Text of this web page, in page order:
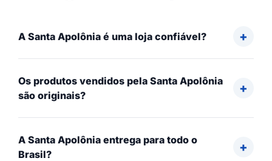
A Santa Apolônia é uma loja confiável?
Os produtos vendidos pela Santa Apolônia
são originais?
A Santa Apolônia entrega para todo o
Brasil?